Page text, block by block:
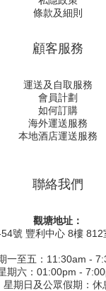
條款及細則
顧客服務
運送及自取服務
會員計劃
如何訂購
海外運送服務
本地酒店運送服務
聯絡我們
觀塘地址：
號 豐利中心 8樓
一至五：11:30am -
期六：01:00pm -
星期日及公眾假期：休